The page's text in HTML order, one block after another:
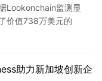
Lookonchain监测显
价值738万美元的
助力新加坡创新企